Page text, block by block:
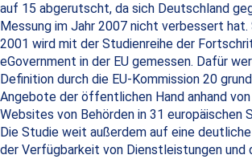
auf 15 abgerutscht, da sich Deutschland
Messung im Jahr 2007 nicht verbessert
2001 wird mit der Studienreihe der
eGovernment in der EU gemessen. Dafür
Definition durch die EU-Kommission 20
Angebote der öffentlichen Hand anhand
Websites von Behörden in 31 europäischen
Die Studie weit außerdem auf eine
der Verfügbarkeit von Dienstleistungen und